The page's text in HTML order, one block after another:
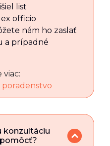
list
officio
nám ho zaslať
a prípadné
viac:
konzultáciu